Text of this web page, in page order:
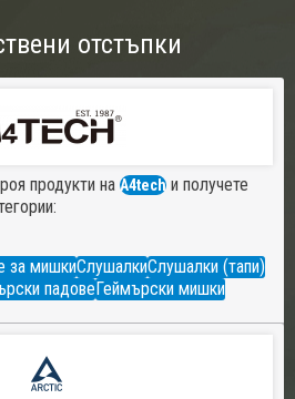
отстъпки
продукти на A4tech и получете
за мишкиСлушалкиСлушалки (тапи)
падовеГеймърски мишки